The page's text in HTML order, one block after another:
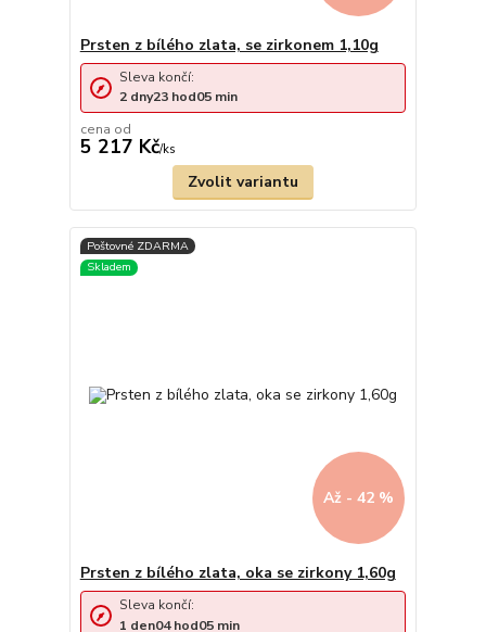
Prsten z bílého zlata, se zirkonem 1,10g
cena od
5 217 Kč/ks
Sleva končí:
2 dny23 hod05 min
Zvolit variantu
Až - 42 %
Prsten z bílého zlata, oka se zirkony 1,60g
Sleva končí:
1 den04hod05 min